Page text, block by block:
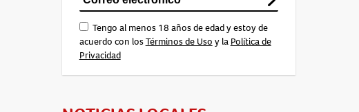
Tengo al menos 18 años de edad y estoy de
acuerdo con losTérminos de Uso y la Política de
Privacidad